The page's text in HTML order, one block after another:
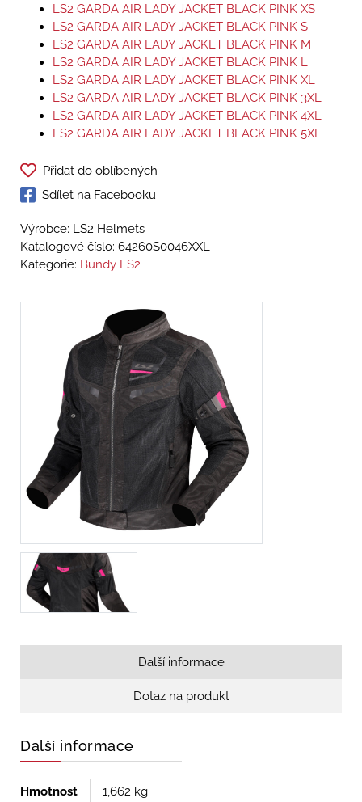
LS2 GARDA AIR LADY JACKET BLACK PINK XS
LS2 GARDA AIR LADY JACKET BLACK PINK S
LS2 GARDA AIR LADY JACKET BLACK PINK M
LS2 GARDA AIR LADY JACKET BLACK PINK L
LS2 GARDA AIR LADY JACKET BLACK PINK XL
LS2 GARDA AIR LADY JACKET BLACK PINK 3XL
LS2 GARDA AIR LADY JACKET BLACK PINK 4XL
LS2 GARDA AIR LADY JACKET BLACK PINK 5XL
Přidat do oblíbených
Sdílet na Facebooku
Výrobce: LS2 Helmets
Katalogové číslo: 64260S0046XXL
Kategorie: Bundy LS2
Další informace
Dotaz na produkt
Další informace
Hmotnost 1,662 kg